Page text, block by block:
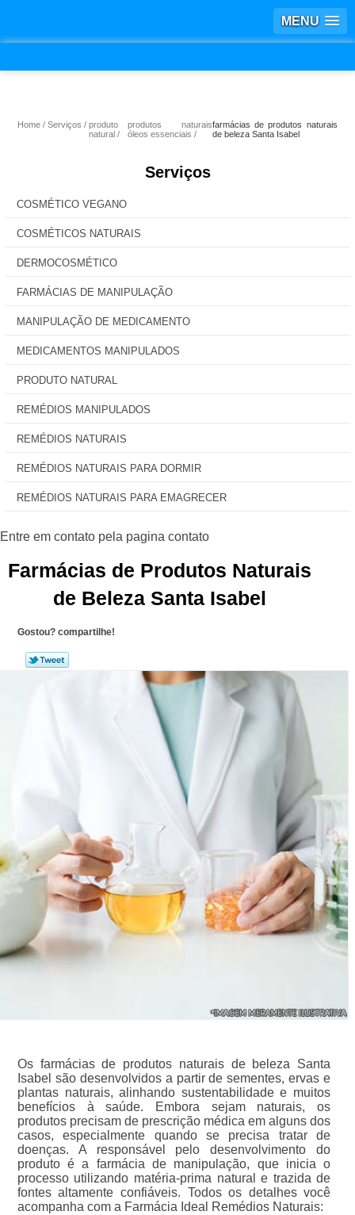
MENU
Home Serviços
produto
natural
produtos naturais
óleos essenciais
farmácias de produtos naturais
de beleza Santa Isabel
Serviços
COSMÉTICO VEGANO
COSMÉTICOS NATURAIS
DERMOCOSMÉTICO
FARMÁCIAS DE MANIPULAÇÃO
MANIPULAÇÃO DE MEDICAMENTO
MEDICAMENTOS MANIPULADOS
PRODUTO NATURAL
REMÉDIOS MANIPULADOS
REMÉDIOS NATURAIS
REMÉDIOS NATURAIS PARA DORMIR
REMÉDIOS NATURAIS PARA EMAGRECER
Farmácias de Produtos Naturais
de Beleza Santa Isabel
Gostou? compartilhe!
Os farmácias de produtos naturais de beleza Santa
Isabel são desenvolvidos a partir de sementes, ervas e
plantas naturais, alinhando sustentabilidade e muitos
benefícios à saúde. Embora sejam naturais, os
produtos precisam de prescrição médica em alguns dos
casos, especialmente quando se precisa tratar de
doenças. A responsável pelo desenvolvimento do
produto é a farmácia de manipulação, que inicia o
processo utilizando matéria-prima natural e trazida de
fontes altamente confiáveis. Todos os detalhes você
acompanha com a Farmácia Ideal Remédios Naturais: